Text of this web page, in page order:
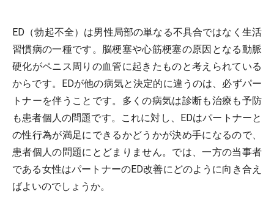
ED（勃起不全）は男性局部の単なる不具合ではなく生活
習慣病の一種です。脳梗塞や心筋梗塞の原因となる動脈
硬化がペニス周りの血管に起きたものと考えられている
からです。EDが他の病気と決定的に違うのは、必ずパー
トナーを伴うことです。多くの病気は診断も治療も予防
も患者個人の問題です。これに対し、EDはパートナーと
の性行為が満足にできるかどうかが決め手になるので、
患者個人の問題にとどまりません。では、一方の当事者
である女性はパートナーのED改善にどのように向き合え
ばよいのでしょうか。